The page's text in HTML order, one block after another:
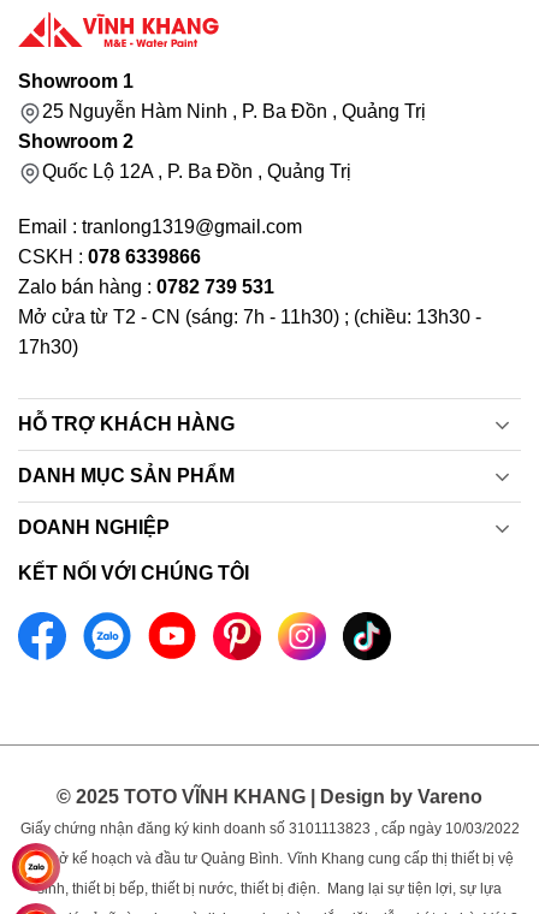
Showroom 1
25 Nguyễn Hàm Ninh , P. Ba Đồn , Quảng Trị
Showroom 2
Quốc Lộ 12A , P. Ba Đồn , Quảng Trị
Email : tranlong1319@gmail.com
CSKH : 078 6339866
Zalo bán hàng : 0782 739 531
Mở cửa từ T2 - CN (sáng: 7h - 11h30) ; (chiều: 13h30 -
17h30)
HỖ TRỢ KHÁCH HÀNG
DANH MỤC SẢN PHẨM
DOANH NGHIỆP
KẾT NỐI VỚI CHÚNG TÔI
© 2025 TOTO VĨNH KHANG | Design by Vareno
Giấy chứng nhận đăng ký kinh doanh số 3101113823 , cấp ngày 10/03/2022
bởi sở kế hoạch và đầu tư Quảng Bình. Vĩnh Khang cung cấp thị thiết bị vệ
sinh, thiết bị bếp, thiết bị nước, thiết bị điện. Mang lại sự tiện lợi, sự lựa